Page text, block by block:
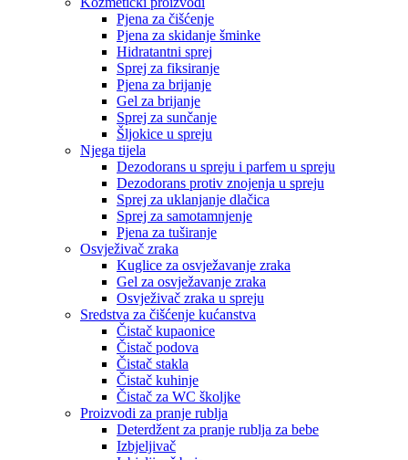
Pjena za čišćenje
Pjena za skidanje šminke
Hidratantni sprej
Sprej za fiksiranje
Pjena za brijanje
Gel za brijanje
Sprej za sunčanje
Šljokice u spreju
Njega tijela
Dezodorans u spreju i parfem u spreju
Dezodorans protiv znojenja u spreju
Sprej za uklanjanje dlačica
Sprej za samotamnjenje
Pjena za tuširanje
Osvježivač zraka
Kuglice za osvježavanje zraka
Gel za osvježavanje zraka
Osvježivač zraka u spreju
Sredstva za čišćenje kućanstva
Čistač kupaonice
Čistač podova
Čistač stakla
Čistač kuhinje
Čistač za WC školjke
Proizvodi za pranje rublja
Deterdžent za pranje rublja za bebe
Izbjeljivač